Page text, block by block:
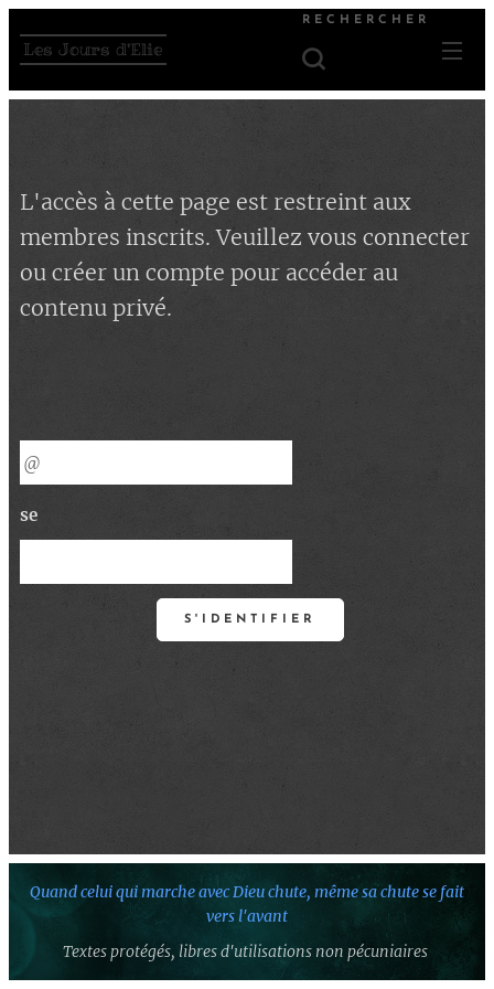
Les Jours d'Elie
RECHERCHER
L'accès à cette page est restreint aux
membres inscrits. Veuillez vous connecter
ou créer un compte pour accéder au
contenu privé.
se
S'IDENTIFIER
Quand celui qui marche avec Dieu chute, même sa chute se fait
vers l'avant
Textes protégés, libres d'utilisations non pécuniaires